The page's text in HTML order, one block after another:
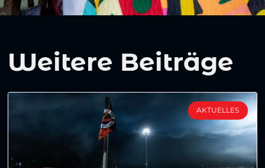
Weitere Beiträge
AKTUELLES